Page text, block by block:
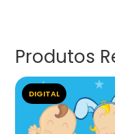
Produtos
DIGITAL